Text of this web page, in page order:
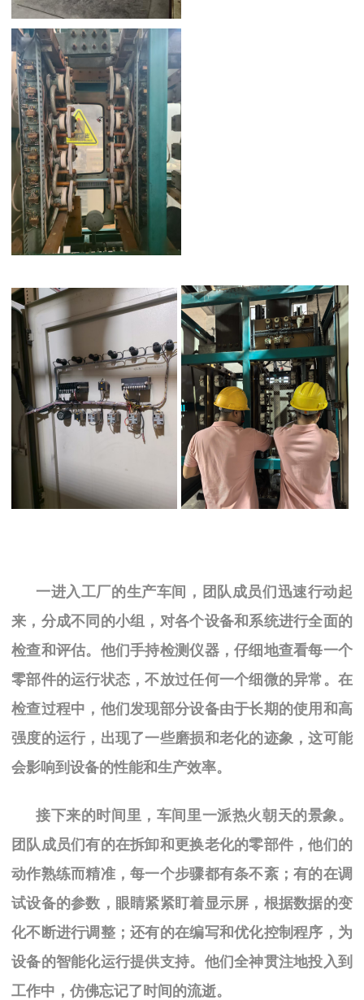
一进入工厂的生产车间，团队成员们迅速行动起
来，分成不同的小组，对各个设备和系统进行全面的
检查和评估。他们手持检测仪器，仔细地查看每一个
零部件的运行状态，不放过任何一个细微的异常。在
检查过程中，他们发现部分设备由于长期的使用和高
强度的运行，出现了一些磨损和老化的迹象，这可能
会影响到设备的性能和生产效率。
接下来的时间里，车间里一派热火朝天的景象。
团队成员们有的在拆卸和更换老化的零部件，他们的
动作熟练而精准，每一个步骤都有条不紊；有的在调
试设备的参数，眼睛紧紧盯着显示屏，根据数据的变
化不断进行调整；还有的在编写和优化控制程序，为
设备的智能化运行提供支持。他们全神贯注地投入到
工作中，仿佛忘记了时间的流逝。